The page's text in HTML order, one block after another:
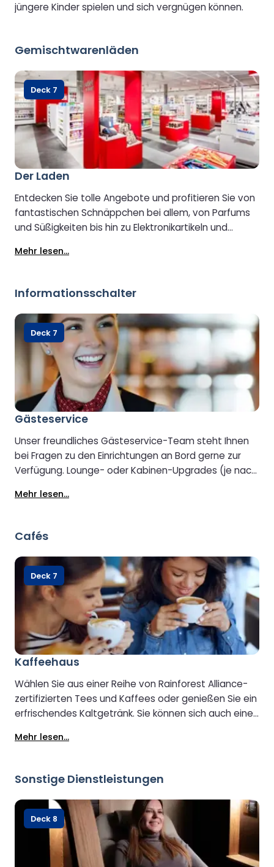
jüngere Kinder spielen und sich vergnügen können.
Gemischtwarenläden
Der Laden
Entdecken Sie tolle Angebote und profitieren Sie von
fantastischen Schnäppchen bei allem, von Parfums
und Süßigkeiten bis hin zu Elektronikartikeln und
Mehr lesen...
Deck 7
Informationsschalter
Gästeservice
Unser freundliches Gästeservice-Team steht Ihnen
bei Fragen zu den Einrichtungen an Bord gerne zur
Verfügung. Lounge- oder Kabinen-Upgrades (je nach
Gästeservice buchen.
Mehr lesen...
Deck 7
Cafés
Kaffeehaus
Wählen Sie aus einer Reihe von Rainforest Alliance-
zertifizierten Tees und Kaffees oder genießen Sie ein
erfrischendes Kaltgetränk. Sie können sich auch einen
Mehr lesen...
Deck 7
Sonstige Dienstleistungen
Deck 8